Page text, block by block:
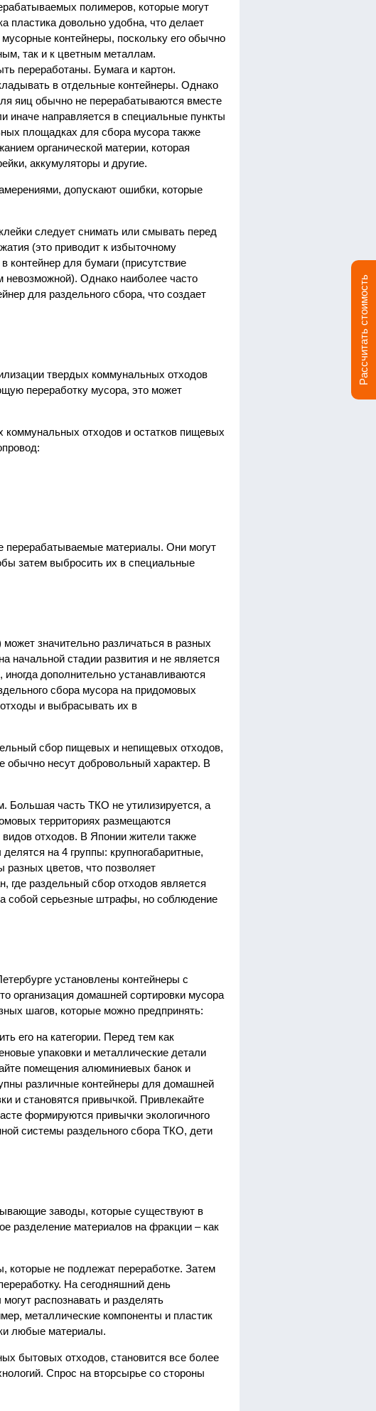
Рассчитать стоимость
полимеров, которые могут
пластика довольно удобна, что делает
контейнеры, поскольку его обычно
так и к цветным металлам.
переработаны. Бумага и картон.
в отдельные контейнеры. Однако
яиц обычно не перерабатываются вместе
иначе направляется в специальные пункты
площадках для сбора мусора также
органической материи, которая
аккумуляторы и другие.
допускают ошибки, которые
следует снимать или смывать перед
(это приводит к избыточному
контейнер для бумаги (присутствие
Однако наиболее часто
для раздельного сбора, что создает
твердых коммунальных отходов
переработку мусора, это может
отходов и остатков пищевых
перерабатываемые материалы. Они могут
затем выбросить их в специальные
значительно различаться в разных
начальной стадии развития и не является
дополнительно устанавливаются
сбора мусора на придомовых
отходы и выбрасывать их в
сбор пищевых и непищевых отходов,
обычно несут добровольный характер. В
Большая часть ТКО не утилизируется, а
территориях размещаются
отходов. В Японии жители также
на 4 группы: крупногабаритные,
цветов, что позволяет
где раздельный сбор отходов является
собой серьезные штрафы, но соблюдение
установлены контейнеры с
организация домашней сортировки мусора
шагов, которые можно предпринять:
его на категории. Перед тем как
упаковки и металлические детали
помещения алюминиевых банок и
различные контейнеры для домашней
и становятся привычкой. Привлекайте
формируются привычки экологичного
системы раздельного сбора ТКО, дети
заводы, которые существуют в
разделение материалов на фракции – как
не подлежат переработке. Затем
На сегодняшний день
распознавать и разделять
металлические компоненты и пластик
любые материалы.
бытовых отходов, становится все более
Спрос на вторсырье со стороны